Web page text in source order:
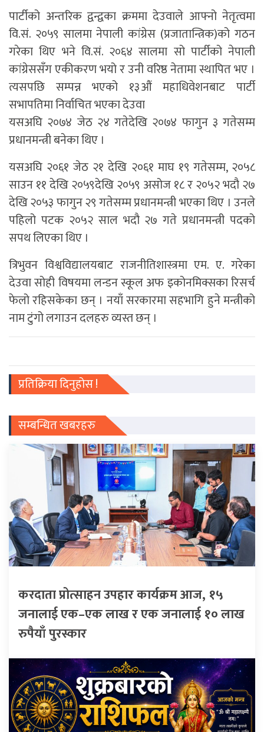
पार्टीको अन्तरिक द्वन्द्वका क्रममा देउवाले आफ्नो नेतृत्वमा
वि.सं. २०५९ सालमा नेपाली कांग्रेस (प्रजातान्त्रिक)को गठन
गरेका थिए भने वि.सं. २०६४ सालमा सो पार्टीको नेपाली
कांग्रेससँग एकीकरण भयो र उनी वरिष्ठ नेतामा स्थापित भए ।
त्यसपछि सम्पन्न भएको १३औं महाधिवेशनबाट पार्टी
सभापतिमा निर्वाचित भएका देउवा
यसअघि २०७४ जेठ २४ गतेदेखि २०७४ फागुन ३ गतेसम्म
प्रधानमन्त्री बनेका थिए ।
यसअघि २०६१ जेठ २१ देखि २०६१ माघ १९ गतेसम्म, २०५८
साउन ११ देखि २०५९देखि २०५९ असोज १८ र २०५२ भदौ २७
देखि २०५३ फागुन २९ गतेसम्म प्रधानमन्त्री भएका थिए । उनले
पहिलो पटक २०५२ साल भदौ २७ गते प्रधानमन्त्री पदको
सपथ लिएका थिए ।
त्रिभुवन विश्वविद्यालयबाट राजनीतिशास्त्रमा एम. ए. गरेका
देउवा सोही विषयमा लन्डन स्कूल अफ इकोनमिक्सका रिसर्च
फेलो रहिसकेका छन् । नयाँ सरकारमा सहभागि हुने मन्त्रीको
नाम टुंगो लगाउन दलहरु व्यस्त छन् ।
प्रतिक्रिया दिनुहोस !
सम्बन्धित खबरहरु
करदाता प्रोत्साहन उपहार कार्यक्रम आज, १५
जनालाई एक–एक लाख र एक जनालाई १० लाख
रुपैयाँ पुरस्कार